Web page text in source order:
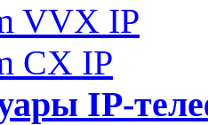
VVX IP
CX IP
IP-